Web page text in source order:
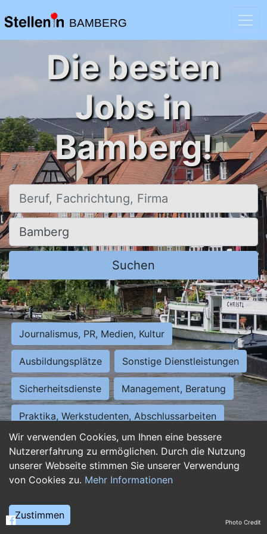
BAMBERG
Wir verwenden Cookies, um Ihnen eine bessere
Nutzererfahrung zu ermöglichen. Durch die Nutzung
unserer Webseite stimmen Sie unserer Verwendung
von Cookies zu. Mehr Informationen
Zustimmen
Die besten
Jobs in
Bamberg!
Beruf, Fachrichtung, Firma
Ort, Stadt
Suchen
Journalismus, PR, Medien, Kultur
Ausbildungsplätze Sonstige Dienstleistungen
Sicherheitsdienste Management, Beratung
Praktika, Werkstudenten, Abschlussarbeiten
Personalwesen Assistenz, Sekretariat
Hilfskräfte, Aushilfs- und Nebenjobs
Weiterbildung, Studium, duale Ausbildung Photo Credit